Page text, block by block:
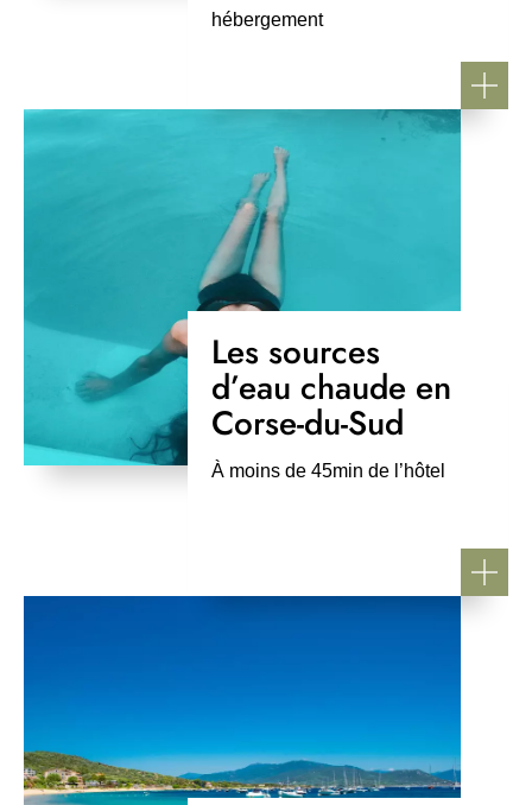
hébergement
Les sources
d’eau chaude en
Corse-du-Sud
À moins de 45min de l’hôtel